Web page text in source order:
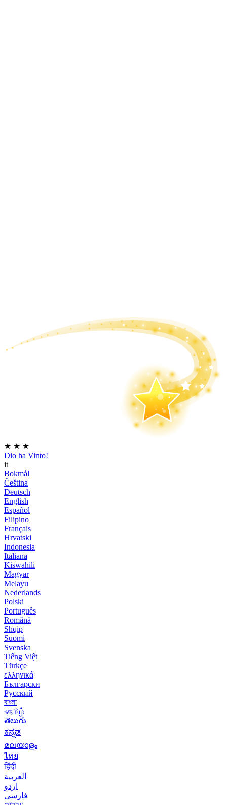
★ ★ ★
Dio ha Vinto!
it
Bokmål
Čeština
Deutsch
English
Español
Filipino
Français
Hrvatski
Indonesia
Italiana
Kiswahili
Magyar
Melayu
Nederlands
Polski
Português
Română
Shqip
Suomi
Svenska
Tiếng Việt
Türkçe
ελληνικά
Български
Русский
বাংলা
বதமிழ்
తెలుగు
ಕನ್ನಡ
മലയാളം
ไทย
हिंदी
العربية
اردو
فارسی